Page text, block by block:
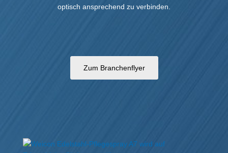
optisch ansprechend zu verbinden.
Zum Branchenflyer